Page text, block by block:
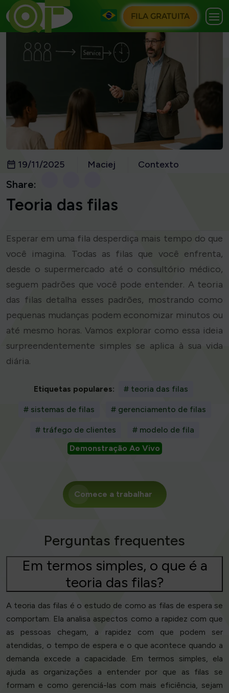
FILA GRATUITA
19/11/2025 Maciej Contexto
Share:
Teoria das filas
Esperar em uma fila desperdiça mais tempo do que
você imagina. Todas as filas que você enfrenta,
desde o supermercado até o consultório médico,
seguem padrões que você pode entender. A teoria
das filas detalha esses padrões, mostrando como
pequenas mudanças podem economizar minutos ou
até mesmo horas. Vamos explorar como essa ideia
surpreendentemente simples se aplica à sua vida
diária.
Etiquetas populares: # teoria das filas
# sistemas de filas # gerenciamento de filas
# tráfego de clientes
# modelo de fila
Demonstração Ao Vivo
Comece a trabalhar
Perguntas frequentes
Em termos simples, o que é a
teoria das filas?
A teoria das filas é o estudo de como as filas de espera se
comportam. Ela analisa aspectos como a rapidez com que
as pessoas chegam, a rapidez com que podem ser
atendidas, o tempo de espera e o que acontece quando a
demanda excede a capacidade. Em termos simples, ela
ajuda as organizações a entender por que as filas se
formam e como gerenciá-las com mais eficiência, sejam